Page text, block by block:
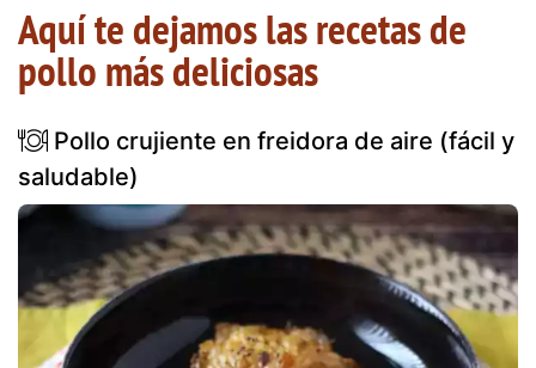
Aquí te dejamos las recetas de
pollo más deliciosas
Pollo crujiente en freidora de aire (fácil y
saludable)